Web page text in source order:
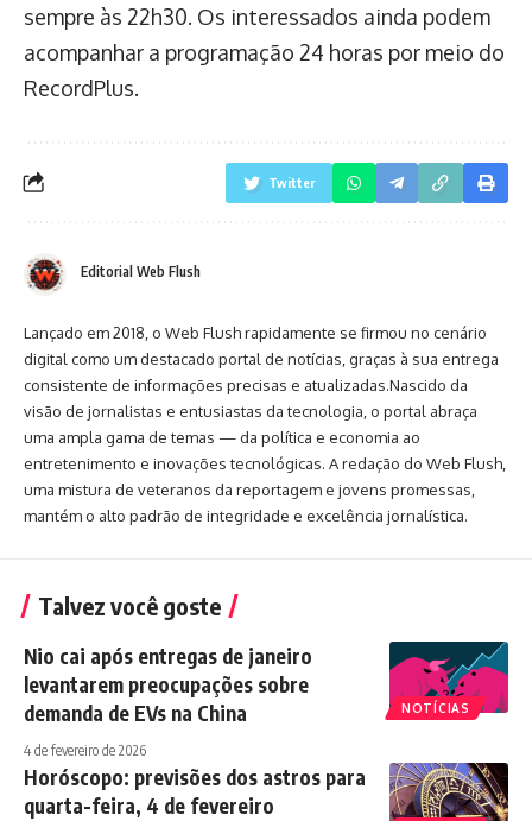
sempre às 22h30. Os interessados ainda podem
acompanhar a programação 24 horas por meio do
RecordPlus.
Twitter
Editorial Web Flush
Lançado em 2018, o Web Flush rapidamente se firmou no cenário
digital como um destacado portal de notícias, graças à sua entrega
consistente de informações precisas e atualizadas.Nascido da
visão de jornalistas e entusiastas da tecnologia, o portal abraça
uma ampla gama de temas — da política e economia ao
entretenimento e inovações tecnológicas. A redação do Web Flush,
uma mistura de veteranos da reportagem e jovens promessas,
mantém o alto padrão de integridade e excelência jornalística.
Talvez você goste
NOTÍCIAS
Nio cai após entregas de janeiro
levantarem preocupações sobre
demanda de EVs na China
4 de fevereiro de 2026
Horóscopo: previsões dos astros para
quarta-feira, 4 de fevereiro